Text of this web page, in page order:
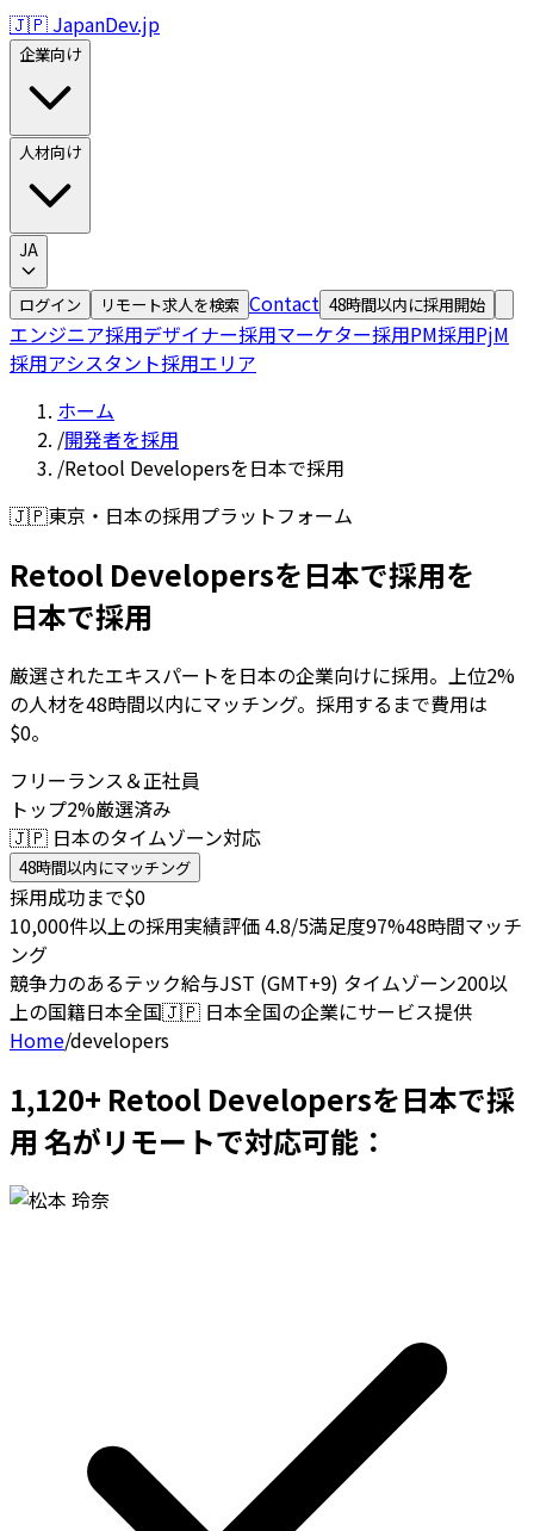
🇯🇵 JapanDev.jp
企業向け
人材向け
JA
ログイン リモート求人を検索 Contact 48時間以内に採用開始
エンジニア採用デザイナー採用マーケター採用PM採用PjM
採用アシスタント採用エリア
ホーム
/開発者を採用
/Retool Developersを日本で採用
🇯🇵東京・日本の採用プラットフォーム
Retool Developersを日本で採用を
日本で採用
厳選されたエキスパートを日本の企業向けに採用。上位2%
の人材を48時間以内にマッチング。採用するまで費用は
$0。
フリーランス＆正社員
トップ2%厳選済み
🇯🇵 日本のタイムゾーン対応
48時間以内にマッチング
採用成功まで$0
10,000件以上の採用実績評価 4.8/5満足度97%48時間マッチ
ング
競争力のあるテック給与JST (GMT+9) タイムゾーン200以
上の国籍日本全国🇯🇵 日本全国の企業にサービス提供
Home/developers
1,120+ Retool Developersを日本で採
用 名がリモートで対応可能：